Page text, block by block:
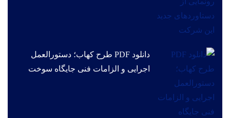
دانلود PDF طرح کهاب؛ دستورالعمل
اجرایی و الزامات فنی جایگاه سوخت